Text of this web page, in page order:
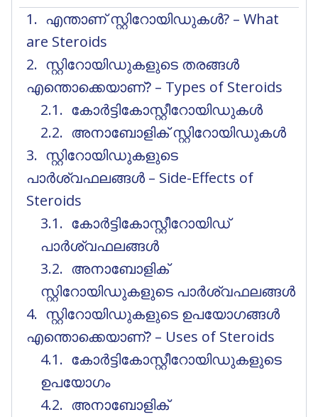
എന്താണ് സ്റ്റിറോയിഡുകൾ? – What
are Steroids
സ്റ്റിറോയിഡുകളുടെ തരങ്ങൾ
എന്തൊക്കെയാണ്? – Types of Steroids
കോർട്ടികോസ്റ്റീറോയിഡുകൾ
അനാബോളിക് സ്റ്റിറോയിഡുകൾ
സ്റ്റിറോയിഡുകളുടെ
പാർശ്വഫലങ്ങൾ – Side-Effects of
Steroids
കോർട്ടികോസ്റ്റീറോയിഡ്
പാർശ്വഫലങ്ങൾ
അനാബോളിക്
സ്റ്റിറോയിഡുകളുടെ പാർശ്വഫലങ്ങൾ
സ്റ്റിറോയിഡുകളുടെ ഉപയോഗങ്ങൾ
എന്തൊക്കെയാണ്? – Uses of Steroids
കോർട്ടികോസ്റ്റീറോയിഡുകളുടെ
ഉപയോഗം
അനാബോളിക്